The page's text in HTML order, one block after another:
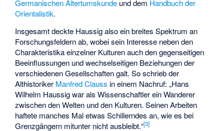
Germanischen Altertumskunde und dem Handbuch der
Orientalistik.
Insgesamt deckte Haussig also ein breites Spektrum an
Forschungsfeldern ab, wobei sein Interesse neben den
Charakteristika einzelner Kulturen auch den gegenseitigen
Beeinflussungen und wechselseitigen Beziehungen der
verschiedenen Gesellschaften galt. So schrieb der
Althistoriker Manfred Clauss in einem Nachruf: „Hans
Wilhelm Haussig war als Wissenschaftler ein Wanderer
zwischen den Welten und den Kulturen. Seinen Arbeiten
haftete manches Mal etwas Schillerndes an, wie es bei
Grenzgängern mitunter nicht ausbleibt.“[3]